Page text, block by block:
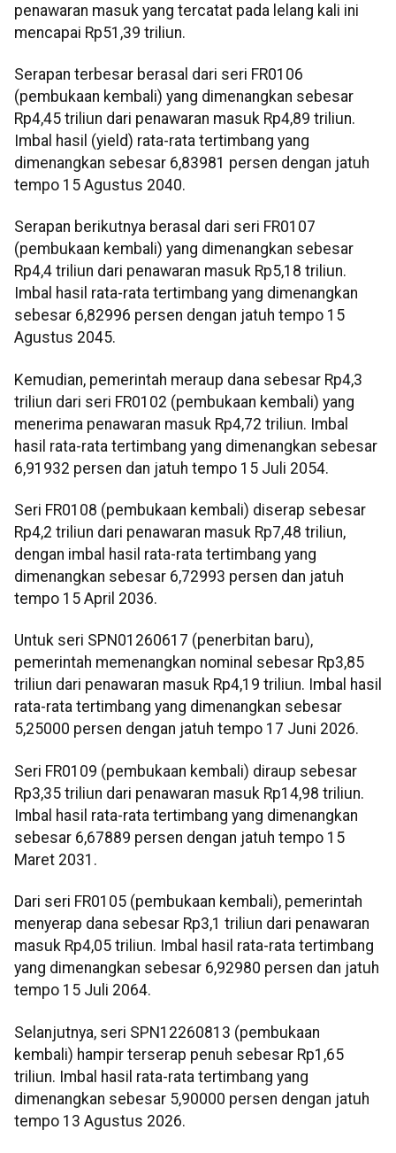
penawaran masuk yang tercatat pada lelang kali ini
mencapai Rp51,39 triliun.
Serapan terbesar berasal dari seri FR0106
(pembukaan kembali) yang dimenangkan sebesar
Rp4,45 triliun dari penawaran masuk Rp4,89 triliun.
Imbal hasil (yield) rata-rata tertimbang yang
dimenangkan sebesar 6,83981 persen dengan jatuh
tempo 15 Agustus 2040.
Serapan berikutnya berasal dari seri FR0107
(pembukaan kembali) yang dimenangkan sebesar
Rp4,4 triliun dari penawaran masuk Rp5,18 triliun.
Imbal hasil rata-rata tertimbang yang dimenangkan
sebesar 6,82996 persen dengan jatuh tempo 15
Agustus 2045.
Kemudian, pemerintah meraup dana sebesar Rp4,3
triliun dari seri FR0102 (pembukaan kembali) yang
menerima penawaran masuk Rp4,72 triliun. Imbal
hasil rata-rata tertimbang yang dimenangkan sebesar
6,91932 persen dan jatuh tempo 15 Juli 2054.
Seri FR0108 (pembukaan kembali) diserap sebesar
Rp4,2 triliun dari penawaran masuk Rp7,48 triliun,
dengan imbal hasil rata-rata tertimbang yang
dimenangkan sebesar 6,72993 persen dan jatuh
tempo 15 April 2036.
Untuk seri SPN01260617 (penerbitan baru),
pemerintah memenangkan nominal sebesar Rp3,85
triliun dari penawaran masuk Rp4,19 triliun. Imbal hasil
rata-rata tertimbang yang dimenangkan sebesar
5,25000 persen dengan jatuh tempo 17 Juni 2026.
Seri FR0109 (pembukaan kembali) diraup sebesar
Rp3,35 triliun dari penawaran masuk Rp14,98 triliun.
Imbal hasil rata-rata tertimbang yang dimenangkan
sebesar 6,67889 persen dengan jatuh tempo 15
Maret 2031.
Dari seri FR0105 (pembukaan kembali), pemerintah
menyerap dana sebesar Rp3,1 triliun dari penawaran
masuk Rp4,05 triliun. Imbal hasil rata-rata tertimbang
yang dimenangkan sebesar 6,92980 persen dan jatuh
tempo 15 Juli 2064.
Selanjutnya, seri SPN12260813 (pembukaan
kembali) hampir terserap penuh sebesar Rp1,65
triliun. Imbal hasil rata-rata tertimbang yang
dimenangkan sebesar 5,90000 persen dengan jatuh
tempo 13 Agustus 2026.